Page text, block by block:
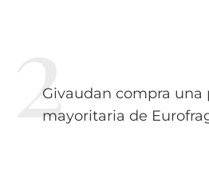
Givaudan compra una
mayoritaria de